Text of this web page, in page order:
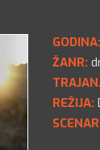
GODINA:
ŽANR:
REŽIJA: